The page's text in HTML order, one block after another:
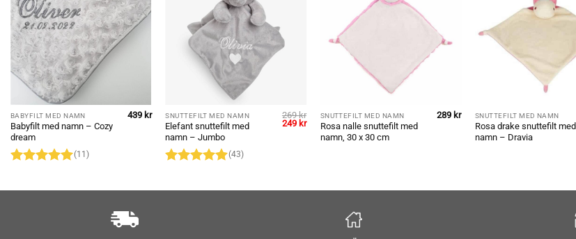
BABYFILT MED NAMN
Babyfilt med namn – Cozy
dream
(11)
439 kr SNUTTEFILT MED NAMN
Elefant snuttefilt med
namn – Jumbo
(43)
269kr
Det
ursprungliga
249 krDet
nuvarande
priset
SNUTTEFILT MED NAMN
Rosa nalle snuttefilt med
namn, 30 x 30 cm
289 kr SNUTTEFILT MED NAMN
Rosa drake snuttefilt med
namn – Dravia